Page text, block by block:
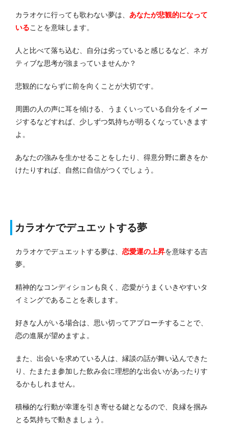
カラオケに行っても歌わない夢は、 あなたが悲観的になって
いることを意味します。
人と比べて落ち込む、自分は劣っていると感じるなど、ネガ
ティブな思考が強まっていませんか？
悲観的にならずに前を向くことが大切です。
周囲の人の声に耳を傾ける、うまくいっている自分をイメー
ジするなどすれば、少しずつ気持ちが明るくなっていきます
よ。
あなたの強みを生かせることをしたり、得意分野に磨きをか
けたりすれば、自然に自信がつくでしょう。
カラオケでデュエットする夢
カラオケでデュエットする夢は、 恋愛運の上昇を意味する吉
夢。
精神的なコンディションも良く、恋愛がうまくいきやすいタ
イミングであることを表します。
好きな人がいる場合は、思い切ってアプローチすることで、
恋の進展が望めますよ。
また、出会いを求めている人は、縁談の話が舞い込んできた
り、たまたま参加した飲み会に理想的な出会いがあったりす
るかもしれません。
積極的な行動が幸運を引き寄せる鍵となるので、良縁を掴み
とる気持ちで動きましょう。